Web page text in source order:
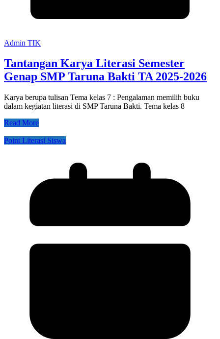
Admin TIK
Tantangan Karya Literasi Semester
Genap SMP Taruna Bakti TA 2025-2026
Karya berupa tulisan Tema kelas 7 : Pengalaman memilih buku
dalam kegiatan literasi di SMP Taruna Bakti. Tema kelas 8
Read More
Point Literasi Siswa